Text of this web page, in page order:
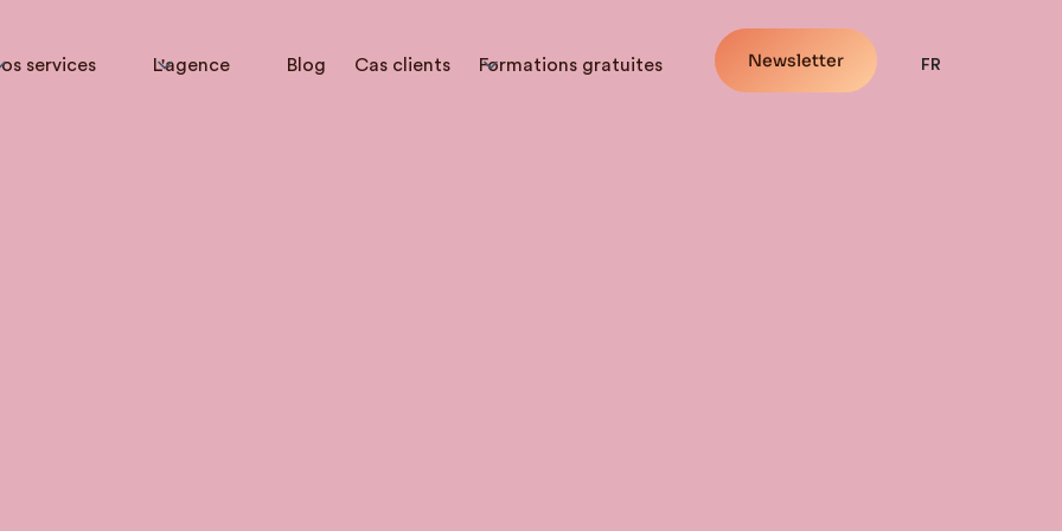
services L'agence Blog Cas clients Formations gratuites Newsletter FR